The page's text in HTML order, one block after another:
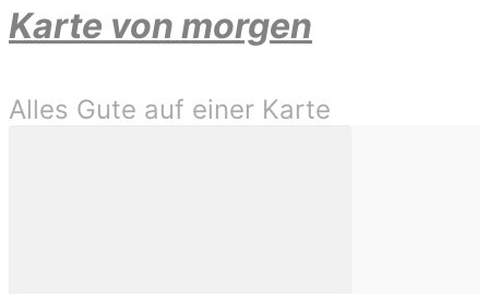
Karte von morgen
Alles Gute auf einer Karte